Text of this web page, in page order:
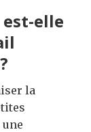
elle
la